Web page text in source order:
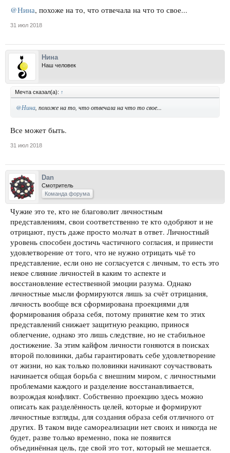
@Нина, похоже на то, что отвечала на что то свое...
31 июл 2018
Нина
Наш человек
Мечта сказал(а): ↑
@Нина , похоже на то, что отвечала на что то свое...
Все может быть.
31 июл 2018
Dan
Смотритель
Команда форума
Чужие это те, кто не благоволит личностным
представлениям, свои соответственно те кто одобряют и не
отрицают, пусть даже просто молчат в ответ. Личностный
уровень способен достичь частичного согласия, и принести
удовлетворение от того, что не нужно отрицать чьё то
представление, если оно не согласуется с личным, то есть это
некое слияние личностей в каким то аспекте и
восстановление естественной эмоции разума. Однако
личностные мысли формируются лишь за счёт отрицания,
личность вообще вся сформирована проекциями для
формирования образа себя, потому принятие кем то этих
представлений снижает защитную реакцию, принося
облегчение, однако это лишь следствие, но не стабильное
достижение. За этим кайфом личности гоняются в поисках
второй половинки, дабы гарантировать себе удовлетворение
от жизни, но как только половинки начинают соучаствовать
начинается общая борьба с внешним миром, с личностными
проблемами каждого и разделение восстанавливается,
возрождая конфликт. Собственно проекцию здесь можно
описать как разделённость целей, которые и формируют
личностные взгляды, для создания образа себя отличного от
других. В таком виде самореализации нет своих и никогда не
будет, разве только временно, пока не появится
объединённая цель, где свой это тот, который не мешается.